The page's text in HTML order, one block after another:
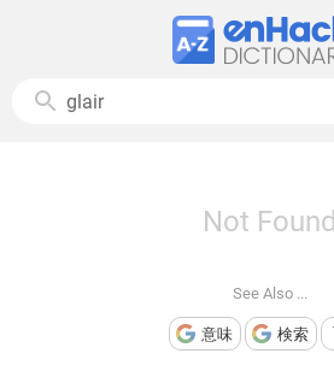
Not Found
See Also ...
意味 検索